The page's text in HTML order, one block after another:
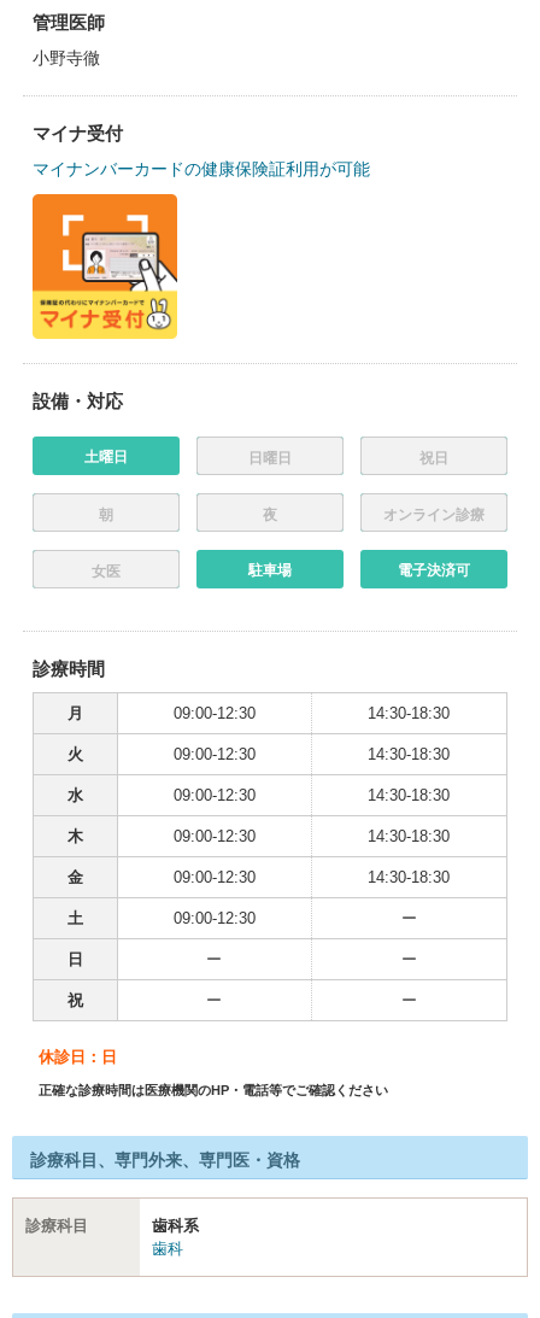
管理医師
小野寺徹
マイナ受付
マイナンバーカードの健康保険証利用が可能
設備・対応
土曜日 日曜日 祝日
朝 夜 オンライン診療
女医 駐車場 電子決済可
診療時間
月 09:00-12:30 14:30-18:30
火 09:00-12:30 14:30-18:30
水 09:00-12:30 14:30-18:30
木 09:00-12:30 14:30-18:30
金 09:00-12:30 14:30-18:30
土 09:00-12:30 ー
日 ー ー
祝 ー ー
休診日：日
正確な診療時間は医療機関のHP・電話等でご確認ください
診療科目、専門外来、専門医・資格
診療科目
歯科系
歯科